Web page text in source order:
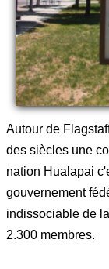
Autour de
des siècles une
nation Hualapai
gouvernement
indissociable de
2.300 membres.